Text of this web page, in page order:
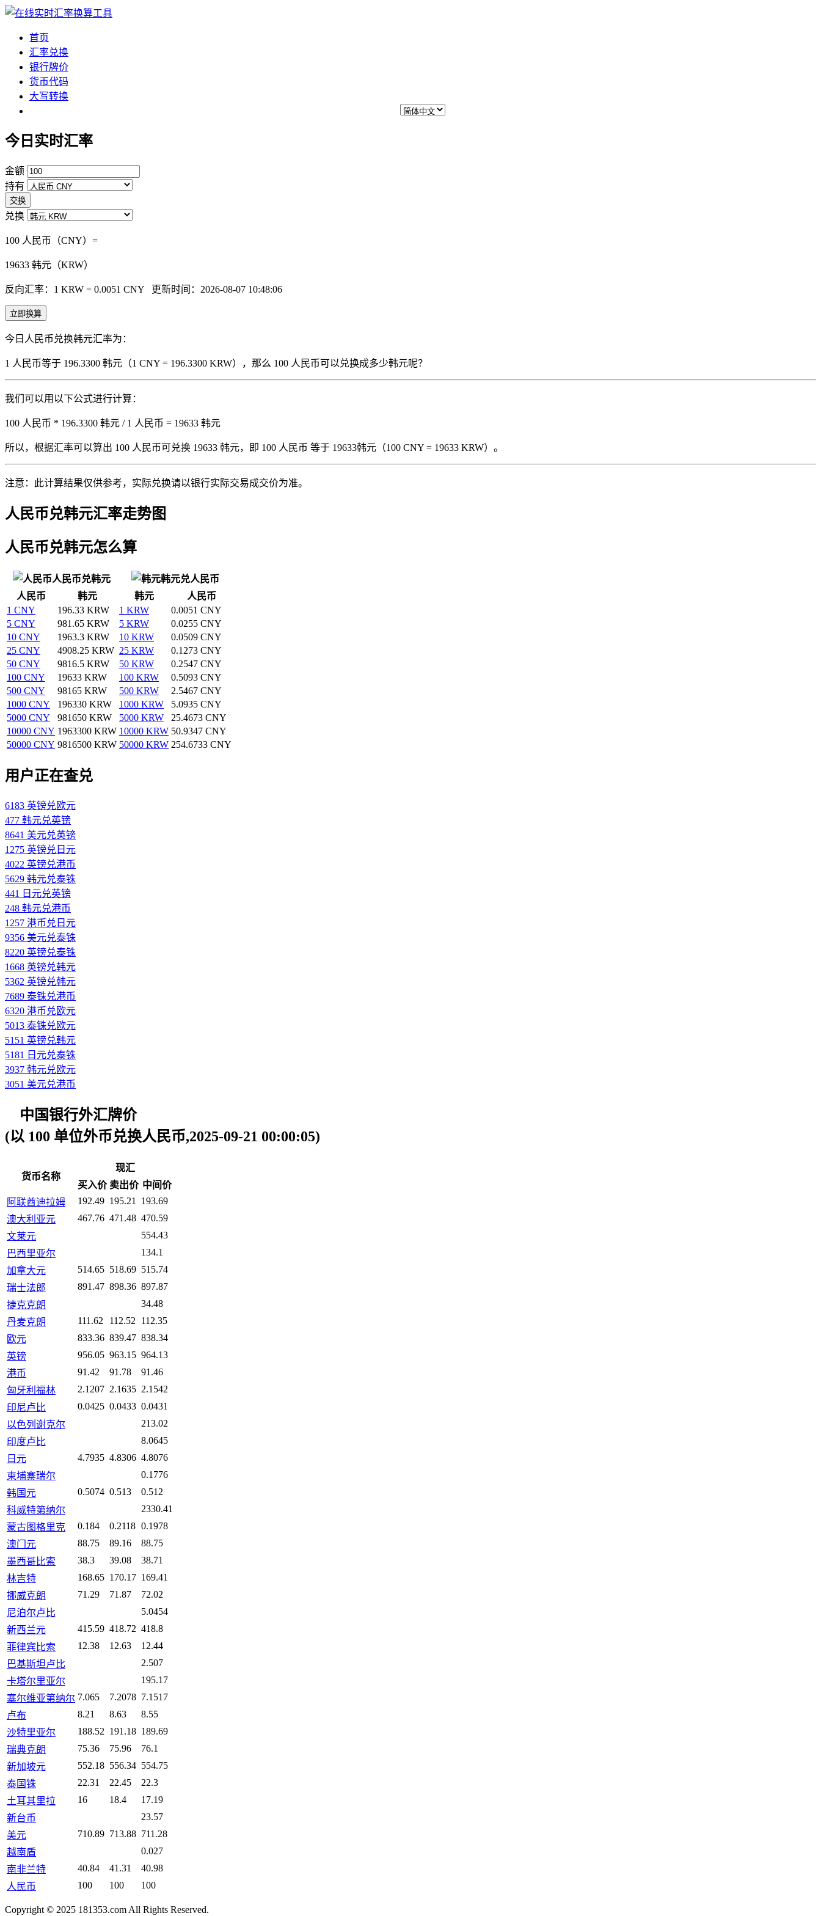
首页
汇率兑换
银行牌价
货币代码
大写转换
今日实时汇率
金额
持有
交换
兑换
100 人民币（CNY）=
19633 韩元（KRW）
反向汇率：1 KRW = 0.0051 CNY 更新时间：2026-08-07 10:48:06
立即换算
今日人民币兑换韩元汇率为：
1 人民币等于 196.3300 韩元（1 CNY = 196.3300 KRW），那么 100 人民币可以兑换成多少韩元呢？
我们可以用以下公式进行计算：
100 人民币 * 196.3300 韩元 / 1 人民币 = 19633 韩元
所以，根据汇率可以算出 100 人民币可兑换 19633 韩元，即 100 人民币 等于 19633韩元（100 CNY = 19633 KRW）。
注意：此计算结果仅供参考，实际兑换请以银行实际交易成交价为准。
人民币兑韩元汇率走势图
人民币兑韩元怎么算
人民币兑韩元
韩元兑人民币
人民币
韩元 韩元
人民币
1 CNY
196.33 KRW 1 KRW
0.0051 CNY
5 CNY
981.65 KRW 5 KRW
0.0255 CNY
10 CNY
1963.3 KRW 10 KRW
0.0509 CNY
25 CNY
4908.25 KRW 25 KRW
0.1273 CNY
50 CNY
9816.5 KRW 50 KRW
0.2547 CNY
100 CNY
19633 KRW 100 KRW
0.5093 CNY
500 CNY
98165 KRW 500 KRW
2.5467 CNY
1000 CNY
196330 KRW 1000 KRW
5.0935 CNY
5000 CNY
981650 KRW 5000 KRW
25.4673 CNY
10000 CNY 1963300 KRW 10000 KRW 50.9347 CNY
50000 CNY 9816500 KRW 50000 KRW 254.6733 CNY
用户正在查兑
6183 英镑兑欧元
477 韩元兑英镑
8641 美元兑英镑
1275 英镑兑日元
4022 英镑兑港币
5629 韩元兑泰铢
441 日元兑英镑
248 韩元兑港币
1257 港币兑日元
9356 美元兑泰铢
8220 英镑兑泰铢
1668 英镑兑韩元
5362 英镑兑韩元
7689 泰铢兑港币
6320 港币兑欧元
5013 泰铢兑欧元
5151 英镑兑韩元
5181 日元兑泰铢
3937 韩元兑欧元
3051 美元兑港币
中国银行外汇牌价
(以 100 单位外币兑换人民币,2025-09-21 00:00:05)
货币名称
现汇
买入价 卖出价 中间价
阿联酋迪拉姆
192.49 195.21
193.69
澳大利亚元
467.76 471.48 470.59
文莱元
554.43
巴西里亚尔
134.1
加拿大元
514.65 518.69 515.74
瑞士法郎
891.47 898.36 897.87
捷克克朗
34.48
丹麦克朗
111.62 112.52
112.35
欧元
833.36 839.47 838.34
英镑
956.05 963.15 964.13
港币
91.42 91.78
91.46
匈牙利福林
2.1207 2.1635 2.1542
印尼卢比
0.0425 0.0433 0.0431
以色列谢克尔
213.02
印度卢比
8.0645
日元
4.7935 4.8306 4.8076
柬埔寨瑞尔
0.1776
韩国元
0.5074 0.513
0.512
科威特第纳尔
2330.41
蒙古图格里克
0.184 0.2118 0.1978
澳门元
88.75 89.16
88.75
墨西哥比索
38.3 39.08
38.71
林吉特
168.65 170.17 169.41
挪威克朗
71.29 71.87
72.02
尼泊尔卢比
5.0454
新西兰元
415.59 418.72 418.8
菲律宾比索
12.38 12.63
12.44
巴基斯坦卢比
2.507
卡塔尔里亚尔
195.17
塞尔维亚第纳尔 7.065 7.2078 7.1517
卢布
8.21 8.63
8.55
沙特里亚尔
188.52 191.18 189.69
瑞典克朗
75.36 75.96
76.1
新加坡元
552.18 556.34 554.75
泰国铢
22.31 22.45
22.3
土耳其里拉
16 18.4
17.19
新台币
23.57
美元
710.89 713.88 711.28
越南盾
0.027
南非兰特
40.84 41.31
40.98
人民币
100 100 100
Copyright © 2025 181353.com All Rights Reserved.